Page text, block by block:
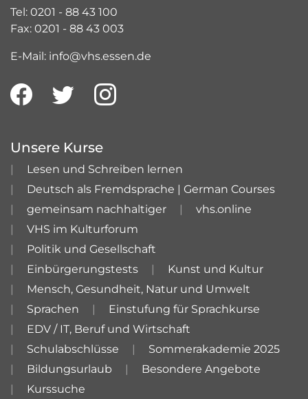
Tel: 0201 - 88 43 100
Fax: 0201 - 88 43 003
E-Mail: info@vhs.essen.de
Unsere Kurse
Lesen und Schreiben lernen
Deutsch als Fremdsprache | German Courses
gemeinsam nachhaltiger
vhs.online
VHS im Kulturforum
Politik und Gesellschaft
Einbürgerungstests
Kunst und Kultur
Mensch, Gesundheit, Natur und Umwelt
Sprachen
Einstufung für Sprachkurse
EDV / IT, Beruf und Wirtschaft
Schulabschlüsse
Sommerakademie 2025
Bildungsurlaub
Besondere Angebote
Kurssuche